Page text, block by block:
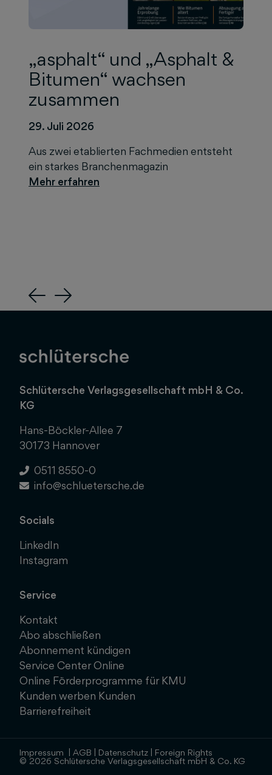
„asphalt“ und „Asphalt &
Bitumen“ wachsen
zusammen
29. Juli 2026
Aus zwei etablierten Fachmedien entsteht
ein starkes Branchenmagazin
Previous
Next
Schlütersche Verlagsgesellschaft mbH & Co.
KG
Hans-Böckler-Allee 7
30173 Hannover
0511 8550-0
info@schluetersche.de
Socials
LinkedIn
Instagram
Service
Kontakt
Abo abschließen
Abonnement kündigen
Service Center Online
Online Förderprogramme für KMU
Kunden werben Kunden
Barrierefreiheit
Impressum AGB Datenschutz
Foreign Rights
© 2026 Schlütersche Verlagsgesellschaft mbH & Co. KG